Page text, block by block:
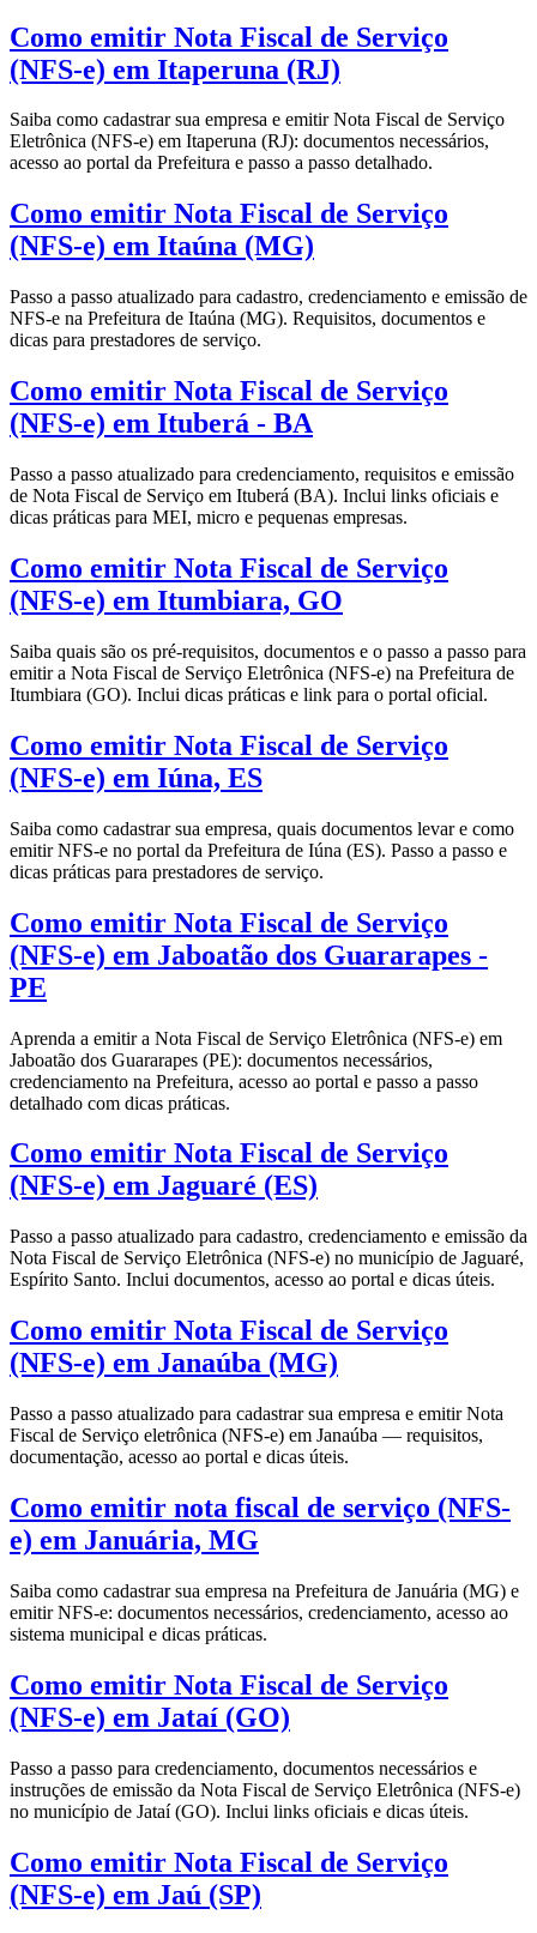
Como emitir Nota Fiscal de Serviço
(NFS-e) em Itaperuna (RJ)
Saiba como cadastrar sua empresa e emitir Nota Fiscal de Serviço
Eletrônica (NFS-e) em Itaperuna (RJ): documentos necessários,
acesso ao portal da Prefeitura e passo a passo detalhado.
Como emitir Nota Fiscal de Serviço
(NFS-e) em Itaúna (MG)
Passo a passo atualizado para cadastro, credenciamento e emissão de
NFS-e na Prefeitura de Itaúna (MG). Requisitos, documentos e
dicas para prestadores de serviço.
Como emitir Nota Fiscal de Serviço
(NFS-e) em Ituberá - BA
Passo a passo atualizado para credenciamento, requisitos e emissão
de Nota Fiscal de Serviço em Ituberá (BA). Inclui links oficiais e
dicas práticas para MEI, micro e pequenas empresas.
Como emitir Nota Fiscal de Serviço
(NFS-e) em Itumbiara, GO
Saiba quais são os pré-requisitos, documentos e o passo a passo para
emitir a Nota Fiscal de Serviço Eletrônica (NFS-e) na Prefeitura de
Itumbiara (GO). Inclui dicas práticas e link para o portal oficial.
Como emitir Nota Fiscal de Serviço
(NFS-e) em Iúna, ES
Saiba como cadastrar sua empresa, quais documentos levar e como
emitir NFS-e no portal da Prefeitura de Iúna (ES). Passo a passo e
dicas práticas para prestadores de serviço.
Como emitir Nota Fiscal de Serviço
(NFS-e) em Jaboatão dos Guararapes -
PE
Aprenda a emitir a Nota Fiscal de Serviço Eletrônica (NFS-e) em
Jaboatão dos Guararapes (PE): documentos necessários,
credenciamento na Prefeitura, acesso ao portal e passo a passo
detalhado com dicas práticas.
Como emitir Nota Fiscal de Serviço
(NFS-e) em Jaguaré (ES)
Passo a passo atualizado para cadastro, credenciamento e emissão da
Nota Fiscal de Serviço Eletrônica (NFS-e) no município de Jaguaré,
Espírito Santo. Inclui documentos, acesso ao portal e dicas úteis.
Como emitir Nota Fiscal de Serviço
(NFS-e) em Janaúba (MG)
Passo a passo atualizado para cadastrar sua empresa e emitir Nota
Fiscal de Serviço eletrônica (NFS-e) em Janaúba — requisitos,
documentação, acesso ao portal e dicas úteis.
Como emitir nota fiscal de serviço (NFS-
e) em Januária, MG
Saiba como cadastrar sua empresa na Prefeitura de Januária (MG) e
emitir NFS-e: documentos necessários, credenciamento, acesso ao
sistema municipal e dicas práticas.
Como emitir Nota Fiscal de Serviço
(NFS-e) em Jataí (GO)
Passo a passo para credenciamento, documentos necessários e
instruções de emissão da Nota Fiscal de Serviço Eletrônica (NFS-e)
no município de Jataí (GO). Inclui links oficiais e dicas úteis.
Como emitir Nota Fiscal de Serviço
(NFS-e) em Jaú (SP)